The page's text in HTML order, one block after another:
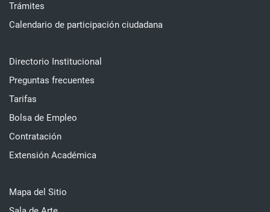
Trámites
Calendario de participación ciudadana
Directorio Institucional
Preguntas frecuentes
Tarifas
Bolsa de Empleo
Contratación
Extensión Académica
Mapa del Sitio